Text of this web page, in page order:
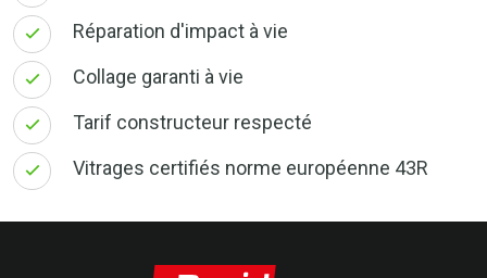
Réparation d'impact à vie
Collage garanti à vie
Tarif constructeur respecté
Vitrages certifiés norme européenne 43R